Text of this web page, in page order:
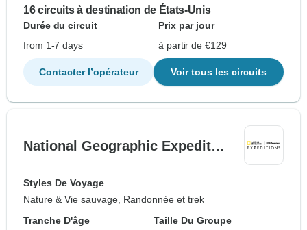
16 circuits à destination de États-Unis
Durée du circuit
Prix par jour
from 1-7 days
à partir de €129
Contacter l’opérateur Voir tous les circuits
National Geographic Expedit…
Styles De Voyage
Nature & Vie sauvage, Randonnée et trek
Tranche D'âge
Taille Du Groupe